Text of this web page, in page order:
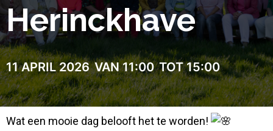
Herinckhave
11 APRIL 2026 VAN 11:00 TOT 15:00
Wat een mooie dag belooft het te worden!